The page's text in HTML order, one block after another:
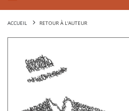
ACCUEIL RETOUR À L'AUTEUR